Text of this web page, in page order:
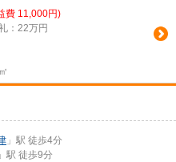
費 11,000円)
：22万円
」駅 徒歩4分
」駅 徒歩9分